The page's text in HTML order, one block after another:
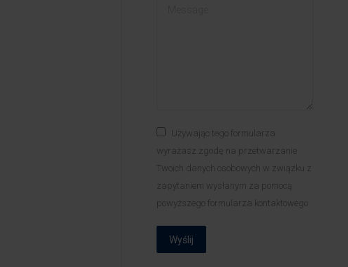
Używając tego formularza
wyrażasz zgodę na przetwarzanie
Twoich danych osobowych w związku z
zapytaniem wysłanym za pomocą
powyższego formularza kontaktowego
Wyślij